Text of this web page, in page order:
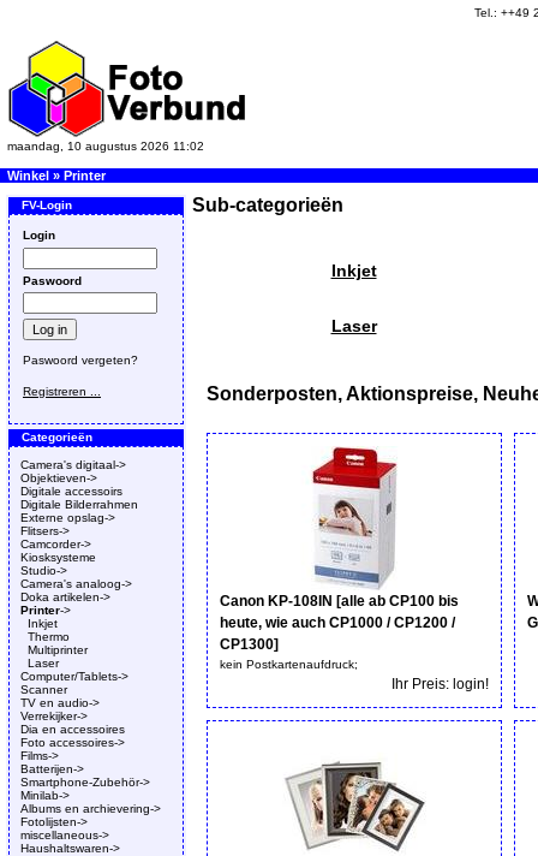
Tel.:
maandag, 10 augustus 2026 11:02
Winkel » Printer
FV-Login
Login
Paswoord
Paswoord vergeten?
Registreren ...
Categorieën
Camera's digitaal->
Objektieven->
Digitale accessoirs
Digitale Bilderrahmen
Externe opslag->
Flitsers->
Camcorder->
Kiosksysteme
Studio->
Camera's analoog->
Doka artikelen->
Printer->
Inkjet
Thermo
Multiprinter
Laser
Computer/Tablets->
Scanner
TV en audio->
Verrekijker->
Dia en accessoires
Foto accessoires->
Films->
Batterijen->
Smartphone-Zubehör->
Minilab->
Albums en archievering->
Fotolijsten->
miscellaneous->
Haushaltswaren->
Sub-categorieën
Inkjet
Laser
Sonderposten, Aktionspreise,
Canon KP-108IN [alle ab CP100 bis
heute, wie auch CP1000 / CP1200 /
CP1300]
kein Postkartenaufdruck;
Ihr Preis: login!